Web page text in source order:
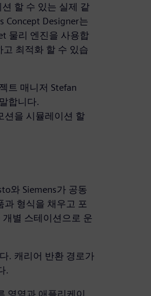
할 수 있는 실제 같
Concept Designer는
물리 엔진을 사용합
최적화 할 수 있습
트 매니저 Stefan
합니다.
션을 시뮬레이션 할
와 Siemens가 공동
과 형식을 채우고 포
별 스테이션으로 운
. 캐리어 반환 경로가
.